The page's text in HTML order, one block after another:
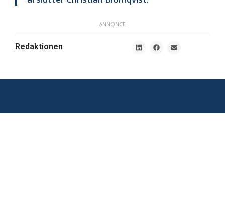
ANNONCE
Redaktionen
BranchenyhederSödra